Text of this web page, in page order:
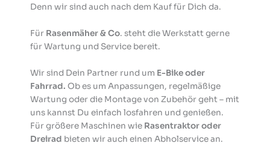
Denn wir sind auch nach dem Kauf für Dich da.
Für Rasenmäher & Co. steht die Werkstatt gerne
für Wartung und Service bereit.
Wir sind Dein Partner rund um E-Bike oder
Fahrrad. Ob es um Anpassungen, regelmäßige
Wartung oder die Montage von Zubehör geht – mit
uns kannst Du einfach losfahren und genießen.
Für größere Maschinen wie Rasentraktor oder
Dreirad bieten wir auch einen Abholservice an.